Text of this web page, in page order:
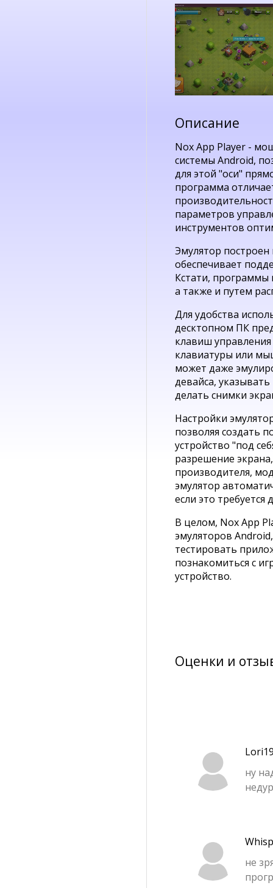
Описание
Nox App Player -
системы Android,
для этой "оси"
программа
параметров
инструментов
Эмулятор построен
обеспечивает
Кстати, программы
а также и путем
Для удобства
десктопном ПК
клавиш
клавиатуры или
может даже
девайса,
делать снимки
Настройки
позволяя создать
устройство "под
разрешение
производителя,
эмулятор
если это
В целом, Nox App
эмуляторов
тестировать
познакомиться с
устройство.
Оценки и
ну
не